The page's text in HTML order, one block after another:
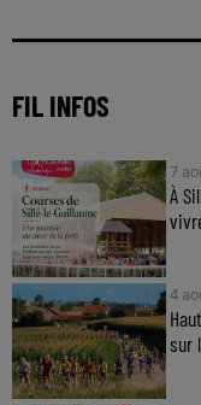
FIL INFOS
7
À
4
sur